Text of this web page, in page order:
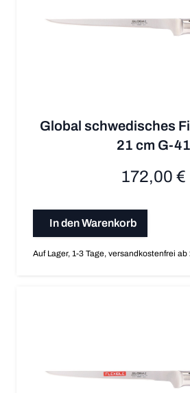
Global schwedisches
21 cm G-41
172,00 €
In den Warenkorb
Auf Lager, 1-3 Tage, versandkostenfrei ab